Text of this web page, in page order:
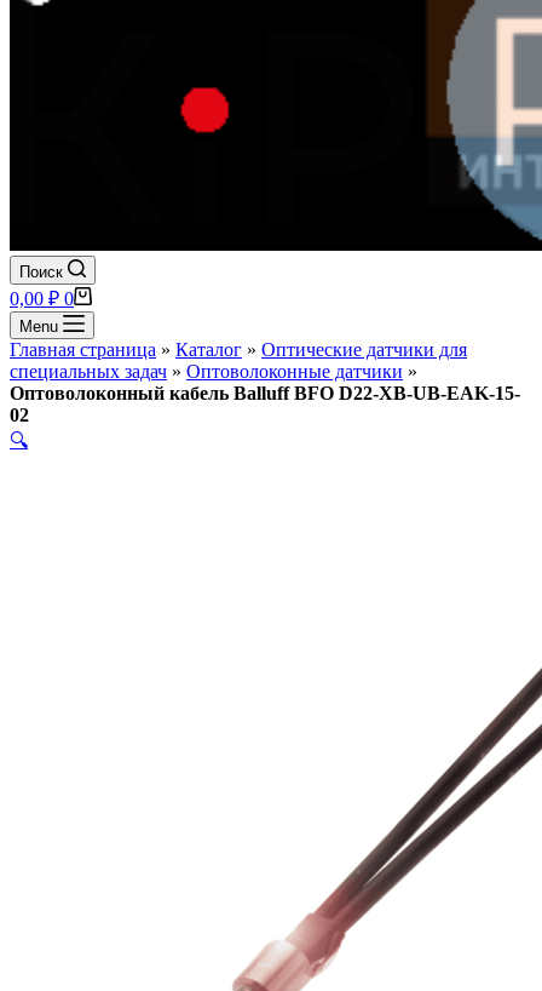
Поиск
Корзина
0,00 ₽ 0
Menu
Главная страница » Каталог » Оптические датчики для
специальных задач » Оптоволоконные датчики »
Оптоволоконный кабель Balluff BFO D22-XB-UB-EAK-15-
02
🔍